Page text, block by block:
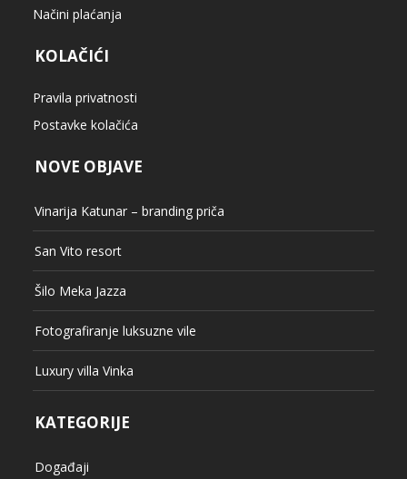
Načini plaćanja
KOLAČIĆI
Pravila privatnosti
Postavke kolačića
NOVE OBJAVE
Vinarija Katunar – branding priča
San Vito resort
Šilo Meka Jazza
Fotografiranje luksuzne vile
Luxury villa Vinka
KATEGORIJE
Događaji